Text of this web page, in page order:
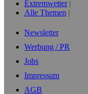
Extremwetter
Alle Themen
Newsletter
Werbung / PR
Jobs
Impressum
AGB